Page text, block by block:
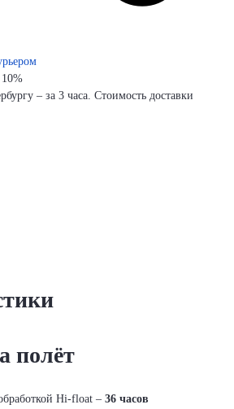
– за 3 часа. Стоимость доставки
полёт
Hi-float – 36 часов